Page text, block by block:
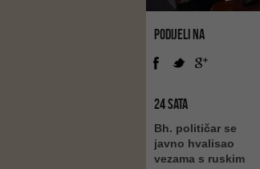
PODIJELI NA
24 SATA
Bh. političar se
javno hvalisao
vezama s ruskim